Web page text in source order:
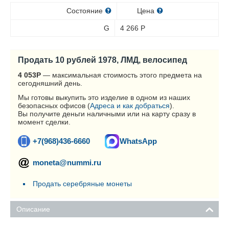
Состояние Цена
G 4 266 Р
Продать 10 рублей 1978, ЛМД, велосипед
4 053Р — максимальная стоимость этого предмета на
сегодняшний день.
Мы готовы выкупить это изделие в одном из наших
безопасных офисов (Адреса и как добраться).
Вы получите деньги наличными или на карту сразу в
момент сделки.
+7(968)436-6660 WhatsApp
moneta@nummi.ru
Продать серебряные монеты
Описание